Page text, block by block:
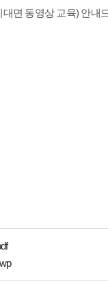
면 동영상 교육) 안내